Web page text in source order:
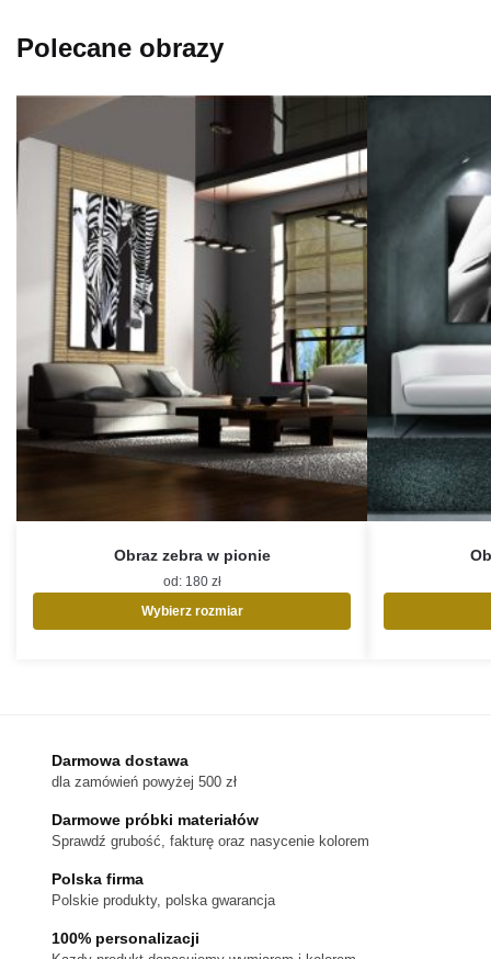
Polecane obrazy
Obraz zebra w pionie
od: 180 zł
Wybierz rozmiar
wybrać
stronie
produktu
Darmowa dostawa
dla zamówień powyżej 500 zł
Darmowe próbki materiałów
Sprawdź grubość, fakturę oraz nasycenie kolorem
Polska firma
Polskie produkty, polska gwarancja
100% personalizacji